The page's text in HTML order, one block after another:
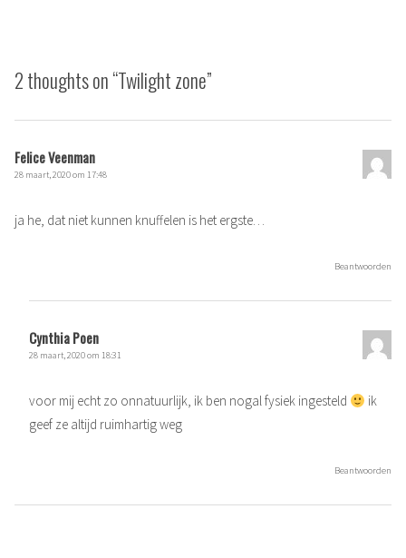
2 thoughts on “Twilight zone”
Felice Veenman
28 maart, 2020 om 17:48
ja he, dat niet kunnen knuffelen is het ergste…
Beantwoorden
Cynthia Poen
28 maart, 2020 om 18:31
voor mij echt zo onnatuurlijk, ik ben nogal fysiek ingesteld
ik
geef ze altijd ruimhartig weg
Beantwoorden